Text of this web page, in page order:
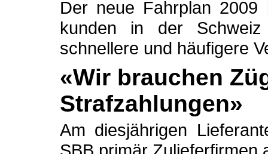
Der neue Fahrplan
kunden in der
schnellere und häufigere
«Wir brauchen
Strafzahlungen»
Am diesjährigen